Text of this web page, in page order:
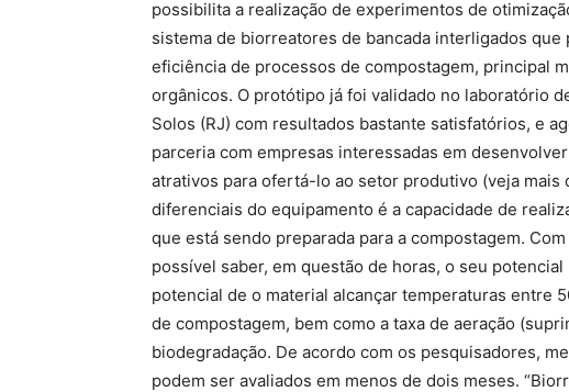
possibilita a realização de experimentos de
sistema de biorreatores de bancada interligados
eficiência de processos de compostagem, principal
orgânicos. O protótipo já foi validado no laboratório
Solos (RJ) com resultados bastante satisfatórios, e
parceria com empresas interessadas em
atrativos para ofertá-lo ao setor produtivo (veja mais
diferenciais do equipamento é a capacidade de
que está sendo preparada para a compostagem.
possível saber, em questão de horas, o seu
potencial de o material alcançar temperaturas entre
de compostagem, bem como a taxa de aeração
biodegradação. De acordo com os pesquisadores,
podem ser avaliados em menos de dois meses.